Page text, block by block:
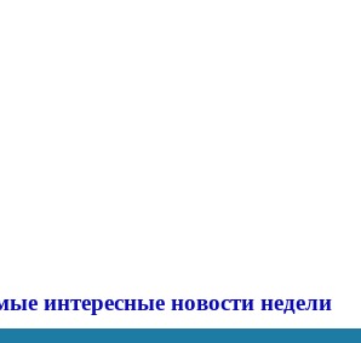
интересные новости недели